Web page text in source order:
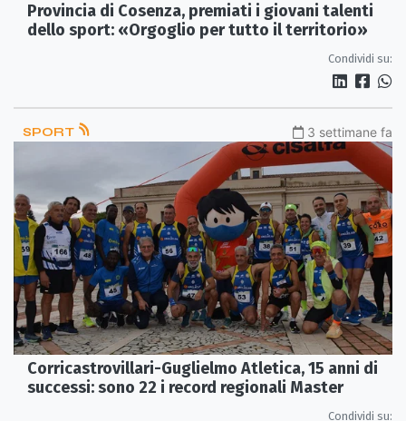
Provincia di Cosenza, premiati i giovani talenti
dello sport: «Orgoglio per tutto il territorio»
Condividi su:
SPORT 3 settimane fa
Corricastrovillari-Guglielmo Atletica, 15 anni di
successi: sono 22 i record regionali Master
Condividi su: